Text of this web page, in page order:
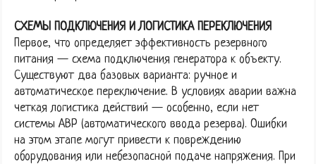
СХЕМЫ ПОДКЛЮЧЕНИЯ И ЛОГИСТИКА ПЕРЕКЛЮЧЕНИЯ
Первое, что определяет эффективность резервного
питания — схема подключения генератора к объекту.
Существуют два базовых варианта: ручное и
автоматическое переключение. В условиях аварии важна
четкая логистика действий — особенно, если нет
системы АВР (автоматического ввода резерва). Ошибки
на этом этапе могут привести к повреждению
оборудования или небезопасной подаче напряжения. При